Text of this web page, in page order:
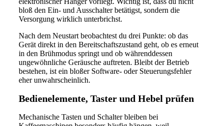
bloß den Ein- und Ausschalter betätigst, sondern die
Versorgung wirklich unterbrichst.
Nach dem Neustart beobachtest du drei Punkte: ob das
Gerät direkt in den Bereitschaftszustand geht, ob es erneut
in den Brühmodus springt und ob währenddessen
ungewöhnliche Geräusche auftreten. Bleibt der Betrieb
bestehen, ist ein bloßer Software- oder Steuerungsfehler
eher unwahrscheinlich.
Bedienelemente, Taster und Hebel prüfen
Mechanische Tasten und Schalter bleiben bei